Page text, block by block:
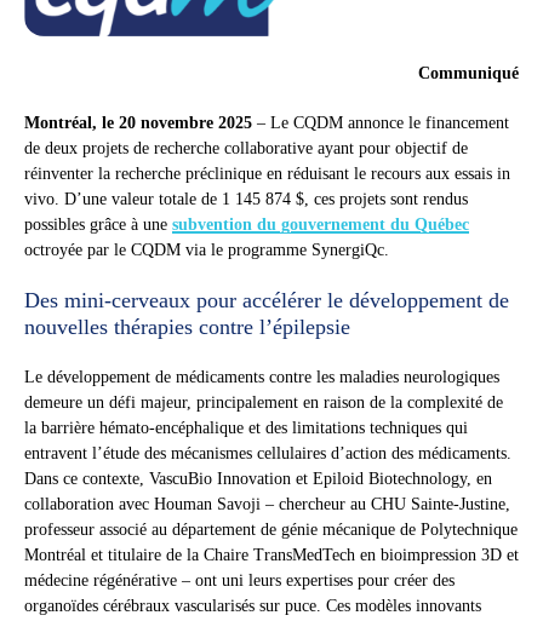
Communiqué
Montréal, le 20 novembre 2025 – Le CQDM annonce le financement
de deux projets de recherche collaborative ayant pour objectif de
réinventer la recherche préclinique en réduisant le recours aux essais in
vivo. D’une valeur totale de 1 145 874 $, ces projets sont rendus
possibles grâce à une subvention du gouvernement du Québec
octroyée par le CQDM via le programme SynergiQc.
Des mini-cerveaux pour accélérer le développement de
nouvelles thérapies contre l’épilepsie
Le développement de médicaments contre les maladies neurologiques
demeure un défi majeur, principalement en raison de la complexité de
la barrière hémato-encéphalique et des limitations techniques qui
entravent l’étude des mécanismes cellulaires d’action des médicaments.
Dans ce contexte, VascuBio Innovation et Epiloid Biotechnology, en
collaboration avec Houman Savoji – chercheur au CHU Sainte-Justine,
professeur associé au département de génie mécanique de Polytechnique
Montréal et titulaire de la Chaire TransMedTech en bioimpression 3D et
médecine régénérative – ont uni leurs expertises pour créer des
organoïdes cérébraux vascularisés sur puce. Ces modèles innovants